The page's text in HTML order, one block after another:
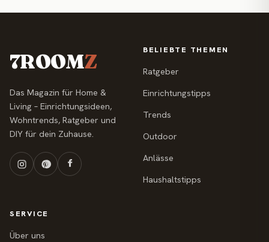
7ROOMZ
Das Magazin für Home &
Living – Einrichtungsideen,
Wohntrends, Ratgeber und
DIY für dein Zuhause.
BELIEBTE THEMEN
Ratgeber
Einrichtungstipps
Trends
Outdoor
Anlässe
Haushaltstipps
SERVICE
Über uns